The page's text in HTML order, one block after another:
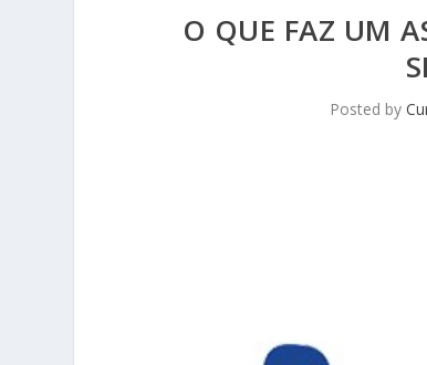
O QUE FAZ UM
Posted by